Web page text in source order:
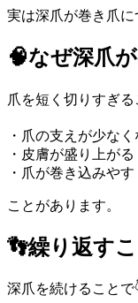
実は深爪が巻き爪
🧠なぜ深爪
爪を短く切りすぎる
・爪の支えが少なく
・皮膚が盛り上がる
・爪が巻き込みやす
ことがあります。
👣繰り返す
深爪を続けることで